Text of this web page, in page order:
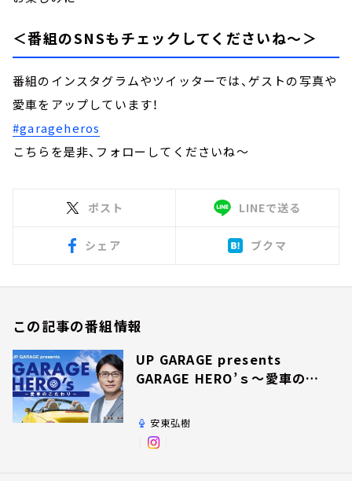
＜番組のSNSもチェックしてくださいね～＞
番組のインスタグラムやツイッターでは、ゲストの写真や
愛車をアップしています！
#garageheros
こちらを是非、フォローしてくださいね～
ポスト LINEで送る
シェア ブクマ
この記事の番組情報
UP GARAGE presents
GARAGE HERO’ｓ～愛車のこ
安東弘樹